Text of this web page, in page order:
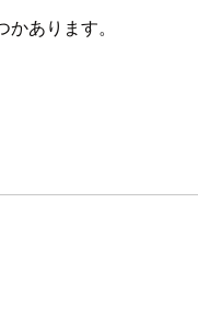
あります。